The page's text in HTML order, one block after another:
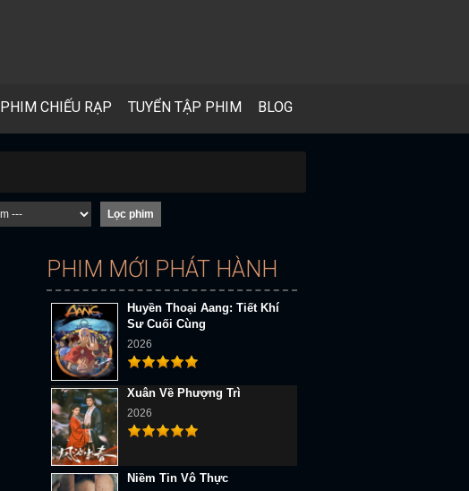
PHIM CHIẾU RẠP TUYỂN TẬP PHIM BLOG
PHIM MỚI PHÁT HÀNH
Huyền Thoại Aang: Tiết Khí
Sư Cuối Cùng
2026
Xuân Về Phượng Trì
2026
Niềm Tin Vô Thực